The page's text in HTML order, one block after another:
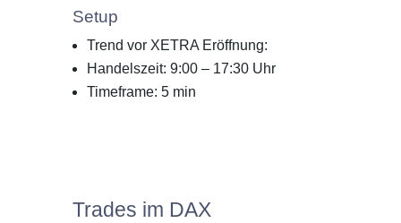
Setup
Trend vor XETRA Eröffnung:
Handelszeit: 9:00 – 17:30 Uhr
Timeframe: 5 min
Trades im DAX